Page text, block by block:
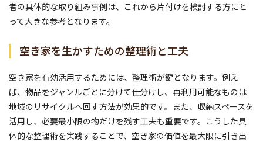
者の具体的な取り組み事例は、これから片付けを検討する方にと
って大きな参考となります。
空き家を生かすための整理術と工夫
空き家を有効活用するためには、整理術が鍵となります。例え
ば、物品をジャンルごとに分けて仕分けし、再利用可能なものは
地域のリサイクルへ回す方法が効果的です。また、収納スペースを
活用し、必要最小限の物だけを残す工夫も重要です。こうした具
体的な整理術を実践することで、空き家の価値を最大限に引き出